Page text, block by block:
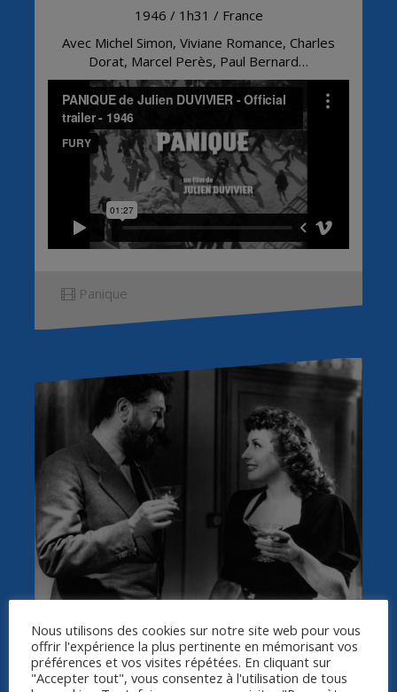
1946 / 1h31 / France
Avec Michel Simon, Viviane Romance, Charles
Dorat, Marcel Perès, Paul Bernard…
Panique
Synopsis
Monsieur Hire est un homme que les villageois
Nous utilisons des cookies sur notre site web pour vous
offrir l'expérience la plus pertinente en mémorisant vos
préférences et vos visites répétées. En cliquant sur
"Accepter tout", vous consentez à l'utilisation de tous